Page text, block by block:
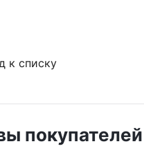
к списку
покупателей